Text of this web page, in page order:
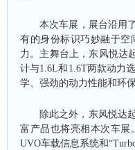
本次车展，展台沿用
有的身份标识巧妙融于空
力。主舞台上，东风悦达
计与1.6L和1.6T两款动力
学、强劲的动力性能和环
除此之外，东风悦达
富产品也将亮相本次车展
UVO车载信息系统和